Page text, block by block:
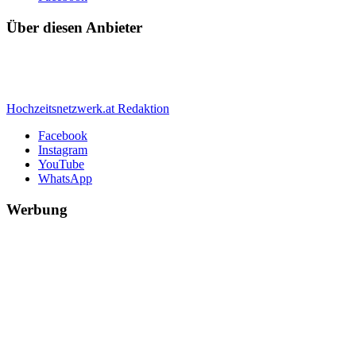
Über diesen Anbieter
Hochzeitsnetzwerk.at Redaktion
Facebook
Instagram
YouTube
WhatsApp
Werbung